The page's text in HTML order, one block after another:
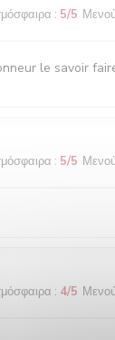
: 5/5
le savoir
: 5/5
: 4/5